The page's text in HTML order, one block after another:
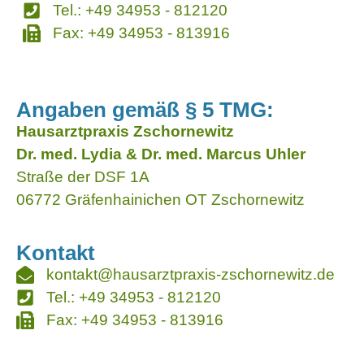
Tel.: +49 34953 - 812120
Fax: +49 34953 - 813916
Angaben gemäß § 5 TMG:
Hausarztpraxis Zschornewitz
Dr. med. Lydia & Dr. med. Marcus Uhler
Straße der DSF 1A
06772 Gräfenhainichen OT Zschornewitz
Kontakt
kontakt@hausarztpraxis-zschornewitz.de
Tel.: +49 34953 - 812120
Fax: +49 34953 - 813916